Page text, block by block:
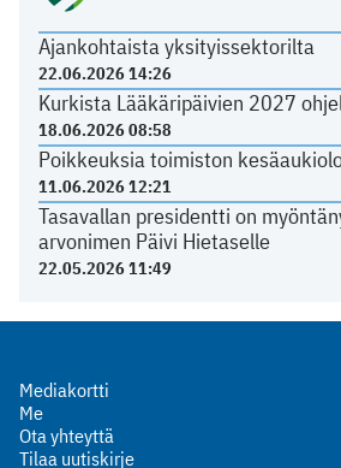
Ajankohtaista yksityissektorilta
22.06.2026 14:26
Kurkista Lääkäripäivien 2027
18.06.2026 08:58
Poikkeuksia toimiston
11.06.2026 12:21
Tasavallan presidentti on
arvonimen Päivi Hietaselle
22.05.2026 11:49
Mediakortti
Me
Ota yhteyttä
Tilaa uutiskirje